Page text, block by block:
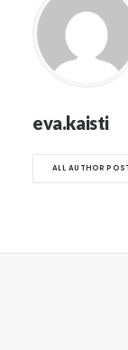
eva.kaisti
ALL AUTHOR